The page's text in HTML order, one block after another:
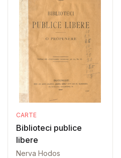
CARTE
Biblioteci publice
libere
Nerva Hodos